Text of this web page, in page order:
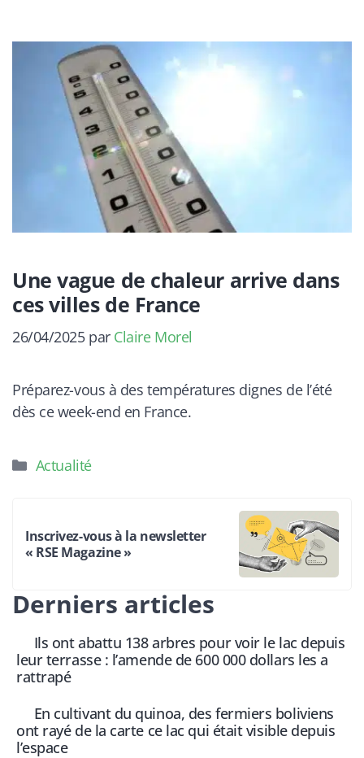
Une vague de chaleur arrive dans
ces villes de France
26/04/2025 par Claire Morel
Préparez-vous à des températures dignes de l’été
dès ce week-end en France.
Catégories
Actualité
Inscrivez-vous à la newsletter
« RSE Magazine »
Derniers articles
Ils ont abattu 138 arbres pour voir le lac depuis
leur terrasse : l’amende de 600 000 dollars les a
rattrapé
En cultivant du quinoa, des fermiers boliviens
ont rayé de la carte ce lac qui était visible depuis
l’espace